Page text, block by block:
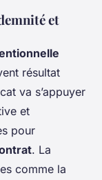
et
résultat
va s’appuyer
et
pour
. La
comme la